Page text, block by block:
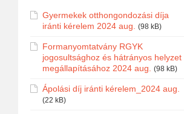
Gyermekek otthongondozási díja
iránti kérelem 2024 aug.
(98 kB)
Formanyomtatvány RGYK
jogosultsághoz és hátrányos helyzet
megállapításához 2024 aug.
(98 kB)
Ápolási díj iránti kérelem_2024 aug.
(22 kB)